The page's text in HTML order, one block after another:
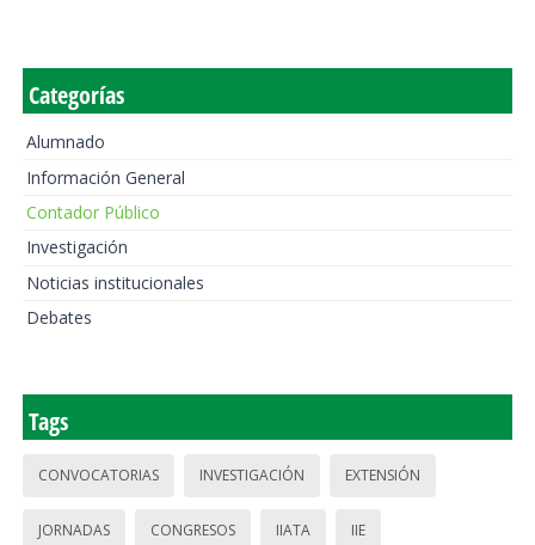
Categorías
Alumnado
Información General
Contador Público
Investigación
Noticias institucionales
Debates
Tags
CONVOCATORIAS INVESTIGACIÓN EXTENSIÓN
JORNADAS CONGRESOS IIATA IIE